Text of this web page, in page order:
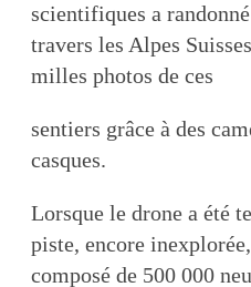
scientifiques a
travers les Alpes
milles photos de ces
sentiers grâce à des
casques.
Lorsque le drone a été
piste, encore
composé de 500 000